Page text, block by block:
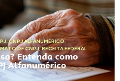
,CNPJ ALFANUMÉRICO,
DE CNPJ,RECEITA FEDERAL
Entenda como
Alfanumérico